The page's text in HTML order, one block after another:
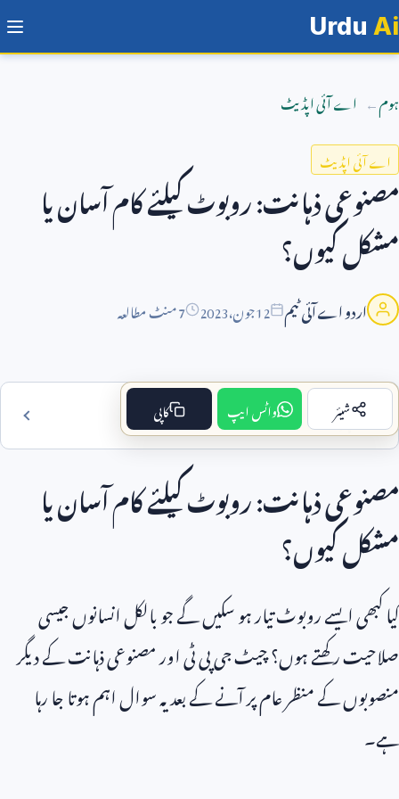
Urdu Ai
ہوم اے آئی اپڈیٹ
اے آئی اپڈیٹ
مصنوعی ذہانت: روبوٹ کیلئے کام آسان یا
مشکل کیوں؟
اردو اے آئی ٹیم 12جون،2023 7 منٹ مطالعہ
فہرست مضمون
مصنوعی ذہانت: روبوٹ کیلئے کام آسان یا
مشکل کیوں؟
کیا کبھی ایسے روبوٹ تیار ہو سکیں گے جو بالکل انسانوں جیسی
صلاحیت رکھتے ہوں؟ چیٹ جی پی ٹی اور مصنوعی ذہانت کے دیگر
منصوبوں کے منظر عام پر آنے کے بعد یہ سوال اہم ہوتا جا رہا
ہے۔
شیئر واٹس ایپ کاپی